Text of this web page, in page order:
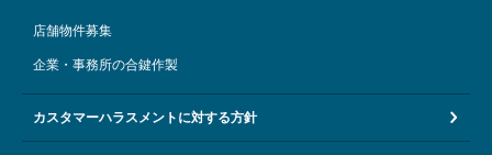
店舗物件募集
企業・事務所の合鍵作製
カスタマーハラスメントに対する方針